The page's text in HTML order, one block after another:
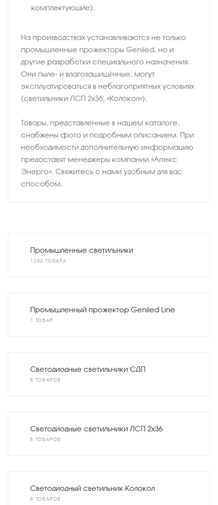
комплектующие).
На производствах устанавливаются не только
промышленные прожекторы Geniled, но и
другие разработки специального назначения.
Они пыле- и влагозащищённые, могут
эксплуатироваться в неблагоприятных условиях
(светильники ЛСП 2х36, «Колокол»).
Товары, представленные в нашем каталоге,
снабжены фото и подробным описанием. При
необходимости дополнительную информацию
предоставят менеджеры компании «Апекс
Энерго». Свяжитесь с нами удобным для вас
способом.
Промышленные светильники
1293 ТОВАРА
Промышленный прожектор Geniled Line
1 ТОВАР
Светодиодные светильники СДП
5 ТОВАРОВ
Светодиодные светильники ЛСП 2х36
8 ТОВАРОВ
Светодиодный светильник Колокол
8 ТОВАРОВ